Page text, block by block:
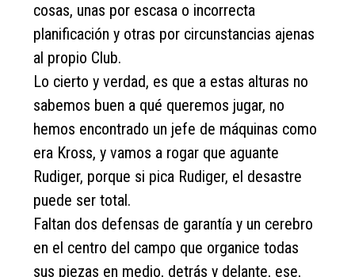
cosas, unas por escasa o incorrecta
planificación y otras por circunstancias ajenas
al propio Club.
Lo cierto y verdad, es que a estas alturas no
sabemos buen a qué queremos jugar, no
hemos encontrado un jefe de máquinas como
era Kross, y vamos a rogar que aguante
Rudiger, porque si pica Rudiger, el desastre
puede ser total.
Faltan dos defensas de garantía y un cerebro
en el centro del campo que organice todas
sus piezas en medio, detrás y delante, ese,